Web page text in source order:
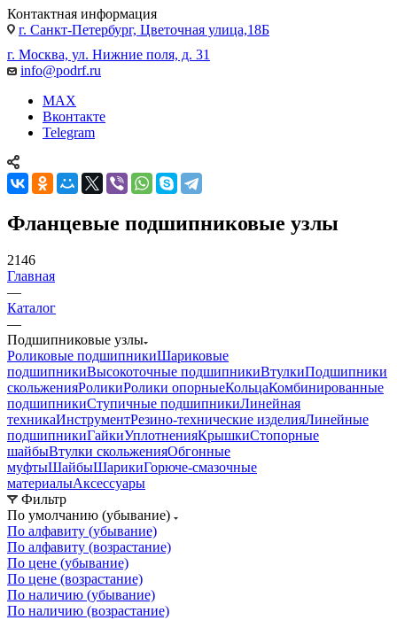
Контактная информация
г. Санкт-Петербург, Цветочная улица,18Б
г. Москва, ул. Нижние поля, д. 31
info@podrf.ru
MAX
Вконтакте
Telegram
Фланцевые подшипниковые узлы
2146
Главная
—
Каталог
—
Подшипниковые узлы
Роликовые подшипникиШариковые
подшипникиВысокоточные подшипникиВтулкиПодшипники
скольженияРоликиРолики опорныеКольцаКомбинированные
подшипникиСтупичные подшипникиЛинейная
техникаИнструментРезино-технические изделияЛинейные
подшипникиГайкиУплотненияКрышкиСтопорные
шайбыВтулки скольженияОбгонные
муфтыШайбыШарикиГорюче-смазочные
материалыАксессуары
Фильтр
По умолчанию (убывание)
По алфавиту (убывание)
По алфавиту (возрастание)
По цене (убывание)
По цене (возрастание)
По наличию (убывание)
По наличию (возрастание)